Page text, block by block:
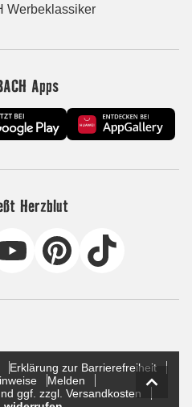
Werbeklassiker
Apps
Herzblut
Erklärung zur Barrierefreiheit
Melden
ggf. zzgl. Versandkosten